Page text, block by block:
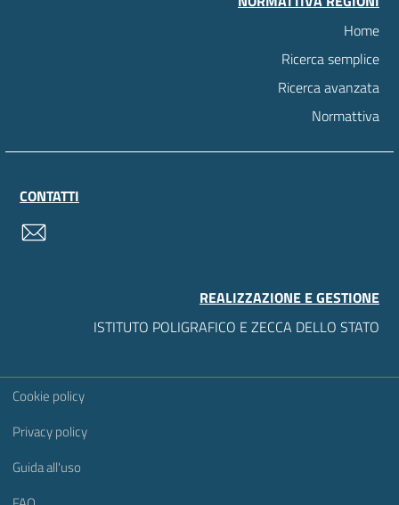
Home
Ricerca semplice
Ricerca avanzata
Normattiva
CONTATTI
REALIZZAZIONE E GESTIONE
ISTITUTO POLIGRAFICO E ZECCA DELLO STATO
Sezione Link Utili
Cookie policy
Privacy policy
Guida all'uso